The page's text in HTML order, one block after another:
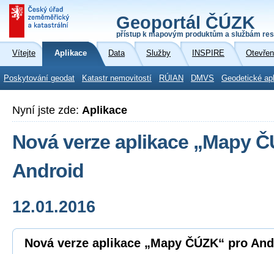
Geoportál ČÚZK
přístup k mapovým produktům a službám
Vítejte Aplikace Data Služby INSPIRE
Poskytování geodat Katastr nemovitostí RÚIAN DMVS Geodetické
Nyní jste zde: Aplikace
Nová verze aplikace „Mapy
Android
12.01.2016
Nová verze aplikace „Mapy ČÚZK“ pro